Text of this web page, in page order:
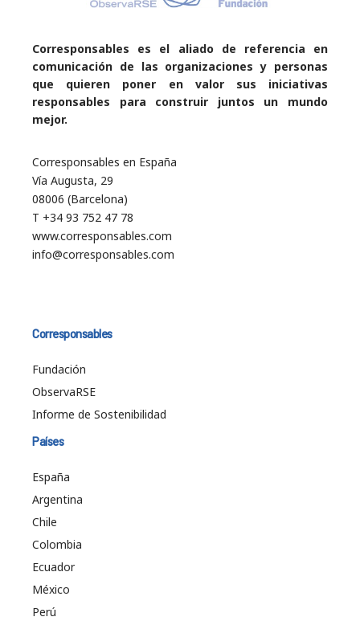
Corresponsables es el aliado de referencia en
comunicación de las organizaciones y personas
que quieren poner en valor sus iniciativas
responsables para construir juntos un mundo
mejor.
Corresponsables en España
Vía Augusta, 29
08006 (Barcelona)
T +34 93 752 47 78
www.corresponsables.com
info@corresponsables.com
Corresponsables
Fundación
ObservaRSE
Informe de Sostenibilidad
Países
España
Argentina
Chile
Colombia
Ecuador
México
Perú